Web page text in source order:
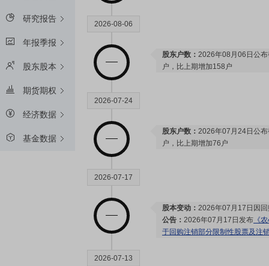
研究报告
年报季报
股东股本
期货期权
经济数据
基金数据
2026-08-06
股东户数： 2026年08月06日公
户，比上期增加158户
2026-07-24
股东户数： 2026年07月24日公
户，比上期增加76户
2026-07-17
股本变动： 2026年07月17日因
公告： 2026年07月17日发布 《
于回购注销部分限制性股票及注
2026-07-13